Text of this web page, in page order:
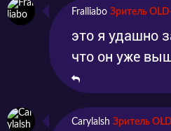
Fralliabo Зритель
это я удашно
что он уже
Carylalsh Зритель